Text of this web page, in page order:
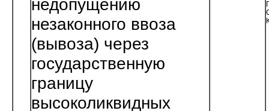
недо­пущению
незаконного ввоза
(вывоза) через
государ­ственную
границу
высоколиквидных